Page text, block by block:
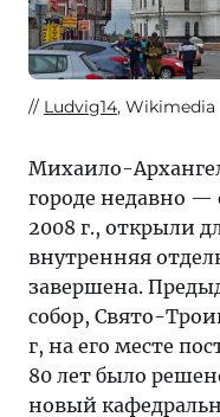
Ludvig14, Wikimedia
Михаило-
городе недавно —
2008 г., открыли
внутренняя
завершена.
собор, Свято-
г, на его месте
80 лет было
новый